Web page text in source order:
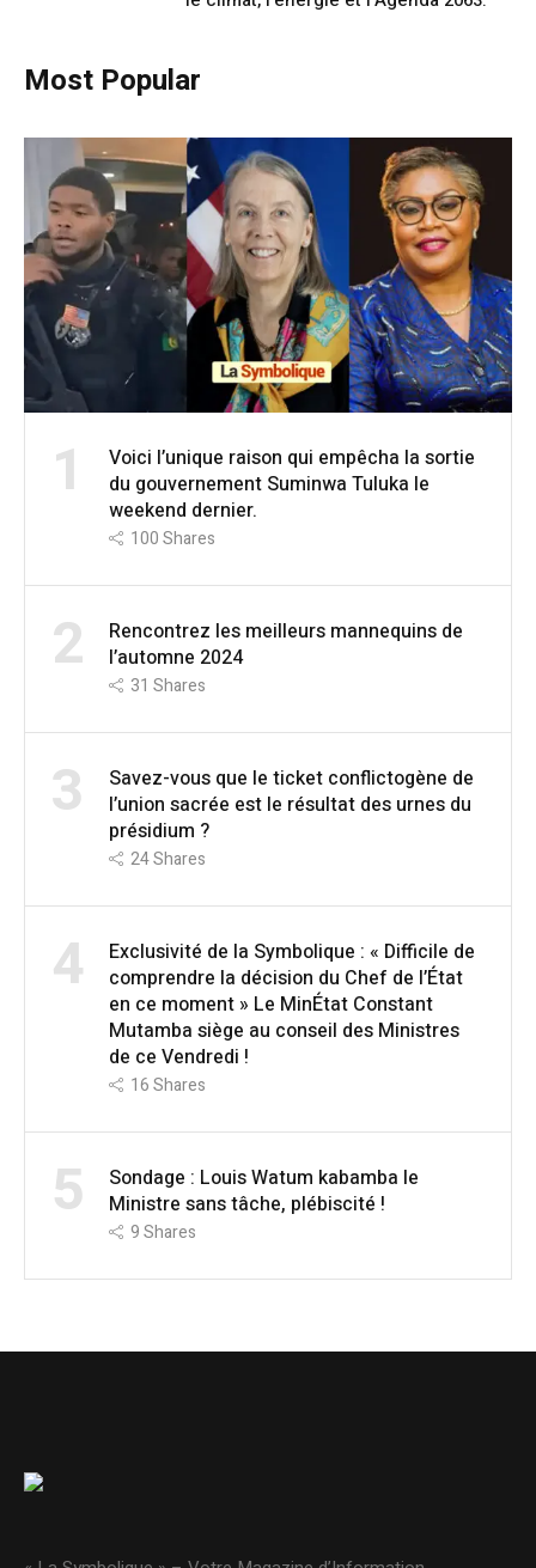
Most Popular
1
Voici l’unique raison qui empêcha la sortie
du gouvernement Suminwa Tuluka le
weekend dernier.
100Shares
2
Rencontrez les meilleurs mannequins de
l’automne 2024
31 Shares
3
Savez-vous que le ticket conflictogène de
l’union sacrée est le résultat des urnes du
présidium ?
24Shares
4
Exclusivité de la Symbolique : « Difficile de
comprendre la décision du Chef de l’État
en ce moment » Le MinÉtat Constant
Mutamba siège au conseil des Ministres
de ce Vendredi !
16Shares
5
Sondage : Louis Watum kabamba le
Ministre sans tâche, plébiscité !
9Shares